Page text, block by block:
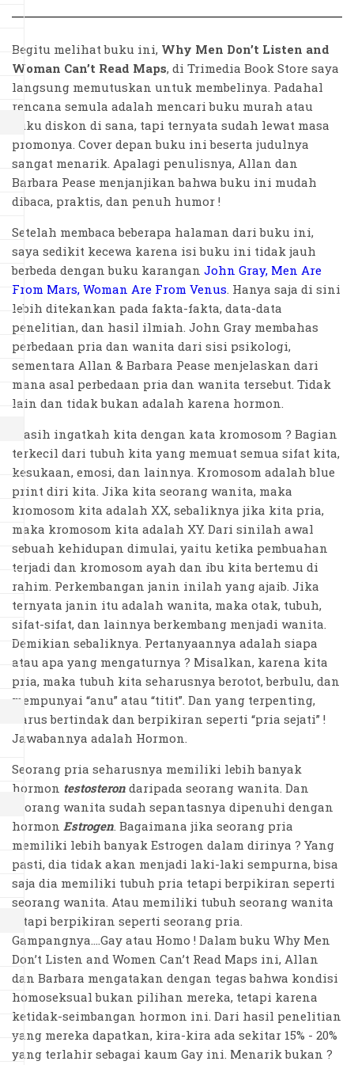
Begitu melihat buku ini, Why Men Don’t Listen and
Woman Can’t Read Maps, di Trimedia Book Store saya
langsung memutuskan untuk membelinya. Padahal
rencana semula adalah mencari buku murah atau
buku diskon di sana, tapi ternyata sudah lewat masa
promonya. Cover depan buku ini beserta judulnya
sangat menarik. Apalagi penulisnya, Allan dan
Barbara Pease menjanjikan bahwa buku ini mudah
dibaca, praktis, dan penuh humor !
Setelah membaca beberapa halaman dari buku ini,
saya sedikit kecewa karena isi buku ini tidak jauh
berbeda dengan buku karangan John Gray, Men Are
From Mars, Woman Are From Venus . Hanya saja di sini
lebih ditekankan pada fakta-fakta, data-data
penelitian, dan hasil ilmiah. John Gray membahas
perbedaan pria dan wanita dari sisi psikologi,
sementara Allan & Barbara Pease menjelaskan dari
mana asal perbedaan pria dan wanita tersebut. Tidak
lain dan tidak bukan adalah karena hormon.
Masih ingatkah kita dengan kata kromosom ? Bagian
terkecil dari tubuh kita yang memuat semua sifat kita,
kesukaan, emosi, dan lainnya. Kromosom adalah blue
print diri kita. Jika kita seorang wanita, maka
kromosom kita adalah XX, sebaliknya jika kita pria,
maka kromosom kita adalah XY. Dari sinilah awal
sebuah kehidupan dimulai, yaitu ketika pembuahan
terjadi dan kromosom ayah dan ibu kita bertemu di
rahim. Perkembangan janin inilah yang ajaib. Jika
ternyata janin itu adalah wanita, maka otak, tubuh,
sifat-sifat, dan lainnya berkembang menjadi wanita.
Demikian sebaliknya. Pertanyaannya adalah siapa
atau apa yang mengaturnya ? Misalkan, karena kita
pria, maka tubuh kita seharusnya berotot, berbulu, dan
mempunyai “anu” atau “titit”. Dan yang terpenting,
harus bertindak dan berpikiran seperti “pria sejati” !
Jawabannya adalah Hormon.
Seorang pria seharusnya memiliki lebih banyak
hormon testosteron daripada seorang wanita. Dan
seorang wanita sudah sepantasnya dipenuhi dengan
hormon Estrogen . Bagaimana jika seorang pria
memiliki lebih banyak Estrogen dalam dirinya ? Yang
pasti, dia tidak akan menjadi laki-laki sempurna, bisa
saja dia memiliki tubuh pria tetapi berpikiran seperti
seorang wanita. Atau memiliki tubuh seorang wanita
tetapi berpikiran seperti seorang pria.
Gampangnya....Gay atau Homo ! Dalam buku Why Men
Don’t Listen and Women Can’t Read Maps ini, Allan
dan Barbara mengatakan dengan tegas bahwa kondisi
homoseksual bukan pilihan mereka, tetapi karena
ketidak-seimbangan hormon ini. Dari hasil penelitian
yang mereka dapatkan, kira-kira ada sekitar 15% - 20%
yang terlahir sebagai kaum Gay ini. Menarik bukan ?